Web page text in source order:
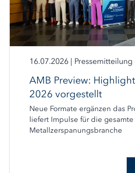
16.07.2026 | Pressemitteilung
AMB Preview:
2026 vorgestellt
Neue Formate ergänzen das
liefert Impulse für die gesamte
Metallzerspanungsbranche